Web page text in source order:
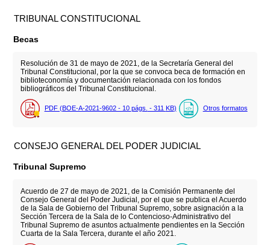
TRIBUNAL CONSTITUCIONAL
Becas
Resolución de 31 de mayo de 2021, de la Secretaría General del
Tribunal Constitucional, por la que se convoca beca de formación en
biblioteconomía y documentación relacionada con los fondos
bibliográficos del Tribunal Constitucional.
PDF (BOE-A-2021-9602 - 10 págs. - 311 KB) Otros formatos
CONSEJO GENERAL DEL PODER JUDICIAL
Tribunal Supremo
Acuerdo de 27 de mayo de 2021, de la Comisión Permanente del
Consejo General del Poder Judicial, por el que se publica el Acuerdo
de la Sala de Gobierno del Tribunal Supremo, sobre asignación a la
Sección Tercera de la Sala de lo Contencioso-Administrativo del
Tribunal Supremo de asuntos actualmente pendientes en la Sección
Cuarta de la Sala Tercera, durante el año 2021.